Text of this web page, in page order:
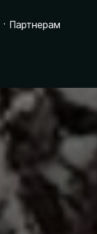
Партнерам